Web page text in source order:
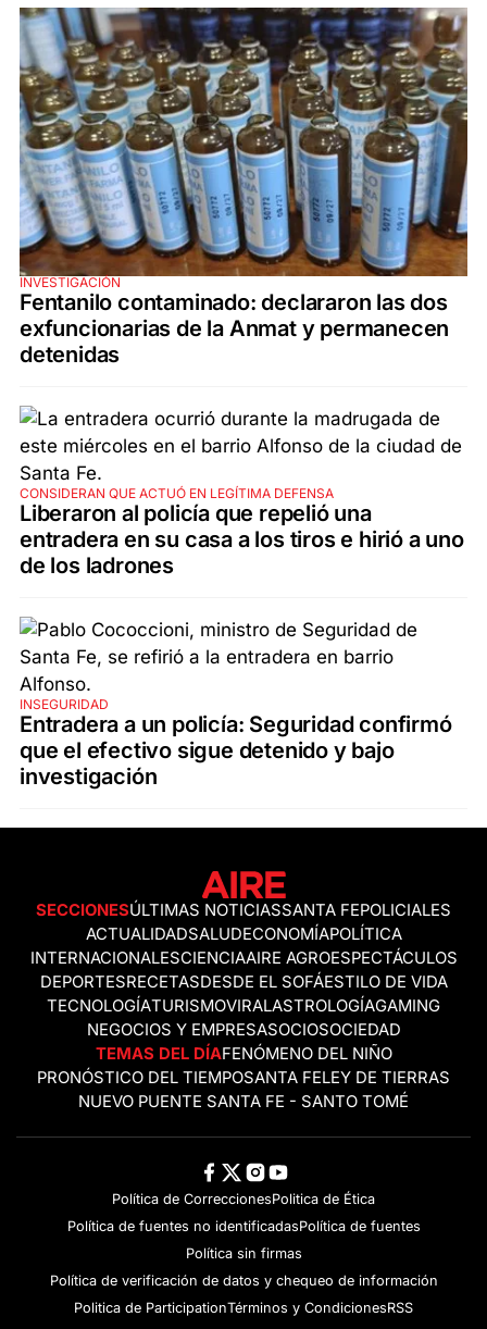
INVESTIGACIÓN
Fentanilo contaminado: declararon las dos
exfuncionarias de la Anmat y permanecen
detenidas
CONSIDERAN QUE ACTUÓ EN LEGÍTIMA DEFENSA
Liberaron al policía que repelió una
entradera en su casa a los tiros e hirió a uno
de los ladrones
INSEGURIDAD
Entradera a un policía: Seguridad confirmó
que el efectivo sigue detenido y bajo
investigación
SECCIONESÚLTIMAS NOTICIASSANTA FEPOLICIALES
ACTUALIDADSALUDECONOMÍAPOLÍTICA
INTERNACIONALESCIENCIAAIRE AGROESPECTÁCULOS
DEPORTESRECETASDESDE EL SOFÁESTILO DE VIDA
TECNOLOGÍATURISMOVIRALASTROLOGÍAGAMING
NEGOCIOS Y EMPRESASOCIOSOCIEDAD
TEMAS DEL DÍAFENÓMENO DEL NIÑO
PRONÓSTICO DEL TIEMPOSANTA FELEY DE TIERRAS
NUEVO PUENTE SANTA FE - SANTO TOMÉ
Política de CorreccionesPolitica de Ética
Política de fuentes no identificadasPolítica de fuentes
Política sin firmas
Política de verificación de datos y chequeo de información
Politica de ParticipationTérminos y CondicionesRSS